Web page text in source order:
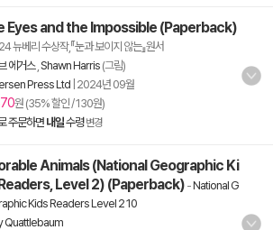
Eyes and the Impossible (Paperback)
뉴베리 수상작,『눈과 보이지 않는』원서
에거스, Shawn Harris (그림)
Press Ltd 2024년 09월
원 (35% 할인 / 130원)
주문하면내일수령 변경
Animals (National Geographic Ki
Level 2) (Paperback) -National G
Kids Readers Level 2 10
Quattlebaum